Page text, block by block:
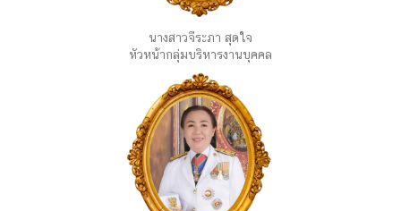
นางสาวจีระภา สุดใจ
หัวหน้ากลุ่มบริหารงานบุคคล